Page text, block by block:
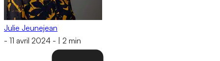
Julie Jeunejean
- 11 avril 2024 - 2 min